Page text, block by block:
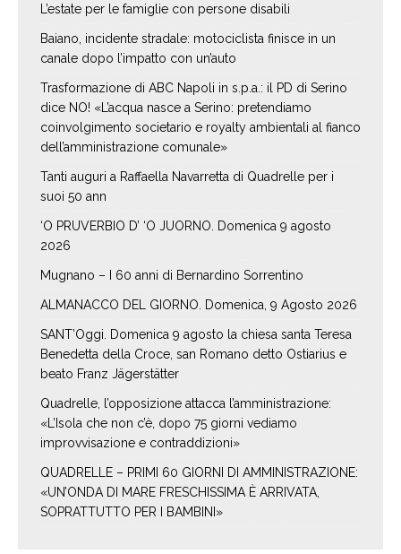
L’estate per le famiglie con persone disabili
Baiano, incidente stradale: motociclista finisce in un
canale dopo l’impatto con un’auto
Trasformazione di ABC Napoli in s.p.a.: il PD di Serino
dice NO! «L’acqua nasce a Serino: pretendiamo
coinvolgimento societario e royalty ambientali al fianco
dell’amministrazione comunale»
Tanti auguri a Raffaella Navarretta di Quadrelle per i
suoi 50 ann
‘O PRUVERBIO D’ ‘O JUORNO. Domenica 9 agosto
2026
Mugnano – I 60 anni di Bernardino Sorrentino
ALMANACCO DEL GIORNO. Domenica, 9 Agosto 2026
SANT’Oggi. Domenica 9 agosto la chiesa santa Teresa
Benedetta della Croce, san Romano detto Ostiarius e
beato Franz Jägerstätter
Quadrelle, l’opposizione attacca l’amministrazione:
«L’Isola che non c’è, dopo 75 giorni vediamo
improvvisazione e contraddizioni»
QUADRELLE – PRIMI 60 GIORNI DI AMMINISTRAZIONE:
«UN’ONDA DI MARE FRESCHISSIMA È ARRIVATA,
SOPRATTUTTO PER I BAMBINI»